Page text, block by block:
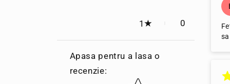
1 0
Apasa pentru a lasa o
recenzie: